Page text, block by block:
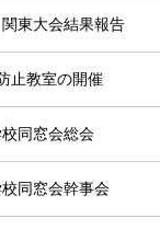
関東大会結果報告
止教室の開催
同窓会総会
同窓会幹事会